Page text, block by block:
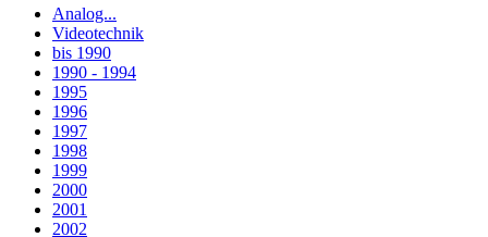
Analog...
Videotechnik
bis 1990
1990 - 1994
1995
1996
1997
1998
1999
2000
2001
2002